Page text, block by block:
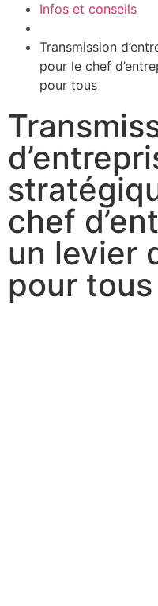
Infos et conseils
Transmission
pour le chef
pour tous
chef
un levier
pour tous